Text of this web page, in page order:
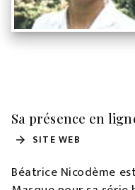
Béatrice Nicodème
Sa présence en
arrow_forward SITE WEB